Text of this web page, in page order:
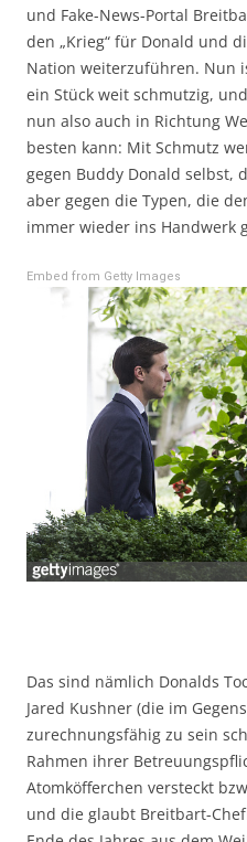
und Fake-News-Portal
den „Krieg“ für Donald und
Nation weiterzuführen. Nun
ein Stück weit schmutzig,
nun also auch in Richtung
besten kann: Mit Schmutz
gegen Buddy Donald selbst,
aber gegen die Typen, die
immer wieder ins Handwerk
Embed from Getty Images
Das sind nämlich Donalds
Jared Kushner (die im
zurechnungsfähig zu sein
Rahmen ihrer
Atomköfferchen versteckt
und die glaubt Breitbart-